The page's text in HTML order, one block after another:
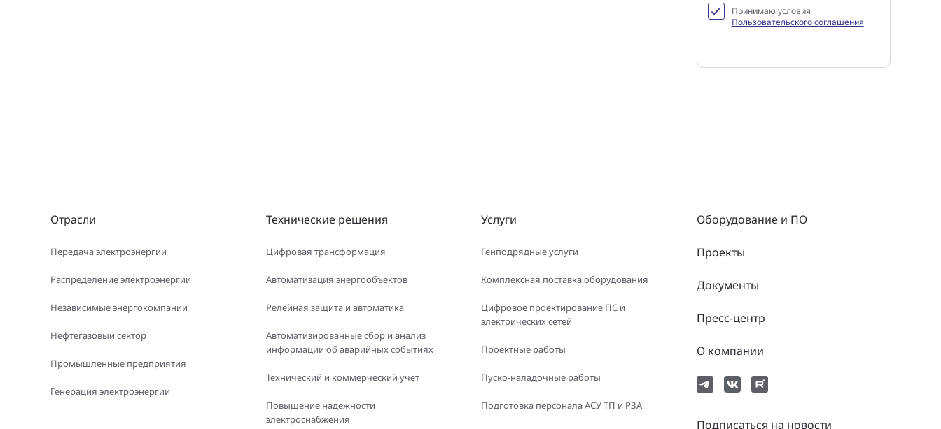
Принимаю условия
Пользовательского соглашения
Отрасли
Передача электроэнергии
Распределение электроэнергии
Независимые энергокомпании
Нефтегазовый сектор
Промышленные предприятия
Генерация электроэнергии
Технические решения
Цифровая трансформация
Автоматизация энергообъектов
Релейная защита и автоматика
Автоматизированные сбор и анализ
информации об аварийных событиях
Технический и коммерческий учет
Повышение надежности
электроснабжения
Услуги
Генподрядные услуги
Комплексная поставка оборудования
Цифровое проектирование ПС и
электрических сетей
Проектные работы
Пуско-наладочные работы
Подготовка персонала АСУ ТП и РЗА
Оборудование и ПО
Проекты
Документы
Пресс-центр
О компании
Подписаться на новости